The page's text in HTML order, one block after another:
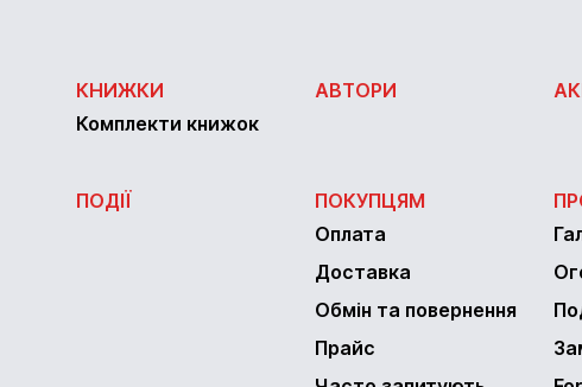
КНИЖКИ
Комплекти книжок
АВТОРИ
ПОДІЇ
ПОКУПЦЯМ
Оплата
Доставка
Обмін та повернення
Прайс